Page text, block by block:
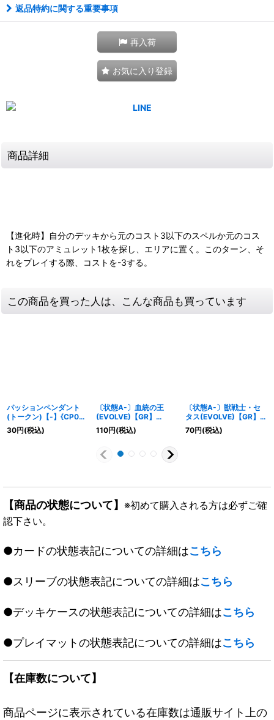
返品特約に関する重要事項
再入荷
お気に入り登録
商品詳細
【進化時】自分のデッキから元のコスト3以下のスペルか元のコス
ト3以下のアミュレット1枚を探し、エリアに置く。このターン、そ
れをプレイする際、コストを-3する。
この商品を買った人は、こんな商品も買っています
パッションペンダント
(トークン)【-】{CP02-
T08}《ニュートラル》
30円(税込)
〔状態A-〕血統の王
(EVOLVE)【GR】
{BP09-073}《ナイトメ
ア》
110円(税込)
〔状態A-〕獣戦士・セ
タス(EVOLVE)【GR】
{BP07-006}《エルフ》
70円(税込)
【商品の状態について】 ※初めて購入される方は必ずご確
認下さい。
●カードの状態表記についての詳細はこちら
●スリーブの状態表記についての詳細はこちら
●デッキケースの状態表記についての詳細はこちら
●プレイマットの状態表記についての詳細はこちら
【在庫数について】
商品ページに表示されている在庫数は通販サイト上の